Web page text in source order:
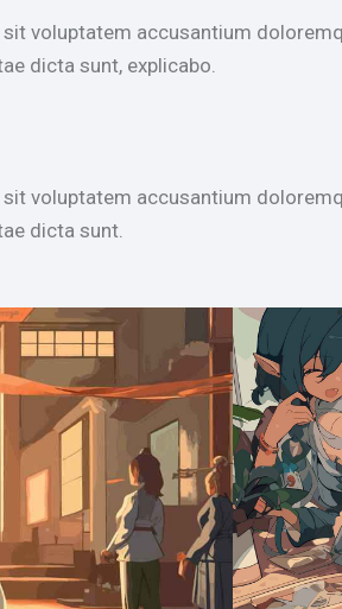
voluptatem accusantium
dicta sunt, explicabo.
voluptatem accusantium
dicta sunt.